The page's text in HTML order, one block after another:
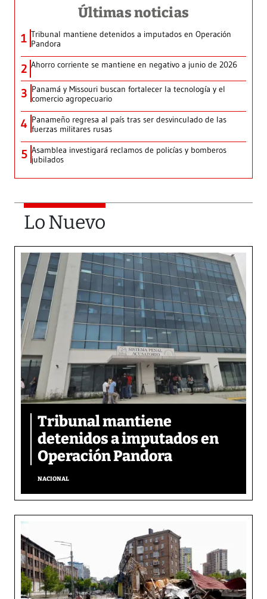
Últimas noticias
1 Tribunal mantiene detenidos a imputados en Operación
Pandora
2 Ahorro corriente se mantiene en negativo a junio de 2026
3 Panamá y Missouri buscan fortalecer la tecnología y el
comercio agropecuario
4 Panameño regresa al país tras ser desvinculado de las
fuerzas militares rusas
5 Asamblea investigará reclamos de policías y bomberos
jubilados
Lo Nuevo
Tribunal mantiene
detenidos a imputados en
Operación Pandora
NACIONAL